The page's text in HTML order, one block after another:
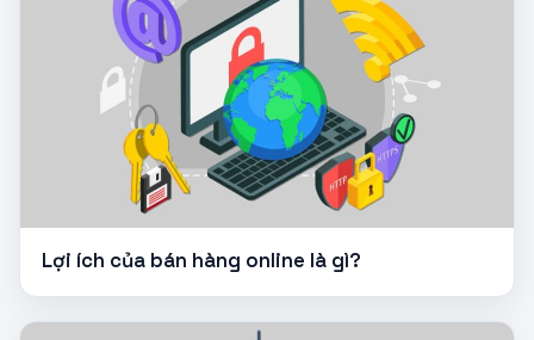
Lợi ích của bán hàng online là gì?